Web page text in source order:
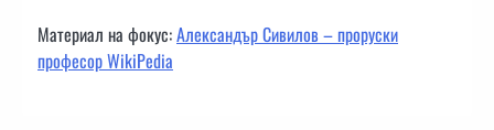
Материал на фокус:Александър Сивилов – проруски
професор WikiPedia